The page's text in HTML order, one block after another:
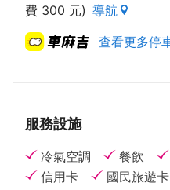
費 300 元) 導航
查看更多停
服務設施
冷氣空調 餐飲
信用卡
國民旅遊卡